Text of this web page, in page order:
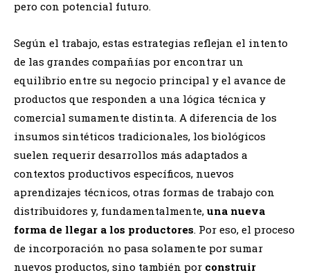
pero con potencial futuro.
Según el trabajo, estas estrategias reflejan el intento
de las grandes compañías por encontrar un
equilibrio entre su negocio principal y el avance de
productos que responden a una lógica técnica y
comercial sumamente distinta. A diferencia de los
insumos sintéticos tradicionales, los biológicos
suelen requerir desarrollos más adaptados a
contextos productivos específicos, nuevos
aprendizajes técnicos, otras formas de trabajo con
distribuidores y, fundamentalmente, una nueva
forma de llegar a los productores. Por eso, el proceso
de incorporación no pasa solamente por sumar
nuevos productos, sino también por construir